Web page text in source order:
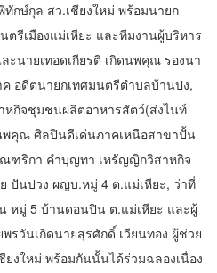
กษ์กุล สว.เชียงใหม่ พร้อมนายก
รีเมืองแม่เหียะ และทีมงานผู้บริหาร
นายเทอดเกียรติ เกิดนพคุณ รองนา
อดีตนายกเทศมนตรีตำบลบ้านปง,
กิจชุมชนผลิตอาหารสัตว์(ส่งไนท์
คุณ ศิลปินดีเด่นภาคเหนือสาขาปั้น
ฑริกา คำบุญทา เหรัญญิกวิสาหกิจ
ปันปวง ผญบ.หมู่ 4 ต.แม่เหียะ, ว่าที่
หมู่ 5 บ้านดอนปิน ต.แม่เหียะ และผู้
รวันเกิดนายสุรศักดิ์ เวียนทอง ผู้ช่วย
งใหม่ พร้อมกันนั้นได้ร่วมฉลองเนื่อง